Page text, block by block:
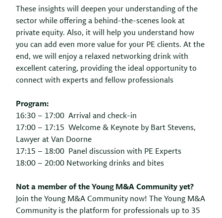
These insights will deepen your understanding of the
sector while offering a behind-the-scenes look at
private equity. Also, it will help you understand how
you can add even more value for your PE clients. At the
end, we will enjoy a relaxed networking drink with
excellent catering, providing the ideal opportunity to
connect with experts and fellow professionals
Program:
16:30 – 17:00 Arrival and check-in
17:00 – 17:15 Welcome & Keynote by Bart Stevens,
Lawyer at Van Doorne
17:15 – 18:00 Panel discussion with PE Experts
18:00 – 20:00 Networking drinks and bites
Not a member of the Young M&A Community yet?
Join the Young M&A Community now! The Young M&A
Community is the platform for professionals up to 35